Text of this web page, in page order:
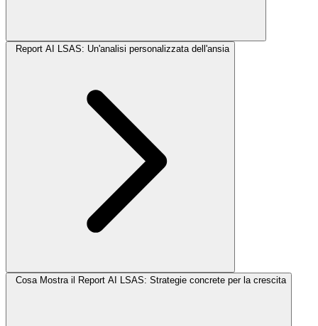
Report AI LSAS: Un'analisi personalizzata dell'ansia
Cosa Mostra il Report AI LSAS: Strategie concrete per la crescita